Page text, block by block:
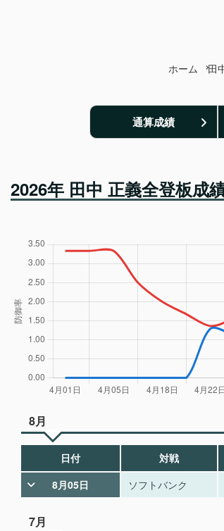
ホーム 田
通算成績
2026年 田中 正義全登板成
8月
日付 対戦
8月05日
ソフトバンク
7月